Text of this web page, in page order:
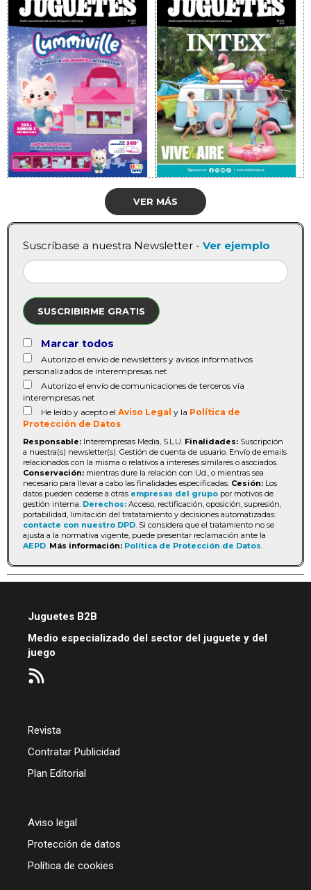
VER MÁS
Suscríbase a nuestra Newsletter - Ver ejemplo
SUSCRIBIRME GRATIS
Marcar todos
Autorizo el envío de newsletters y avisos informativos
personalizados de interempresas.net
Autorizo el envío de comunicaciones de terceros vía
interempresas.net
He leído y acepto el Aviso Legal y la Política de
Protección de Datos
Responsable: Interempresas Media, S.L.U. Finalidades: Suscripción
a nuestra(s) newsletter(s). Gestión de cuenta de usuario. Envío de emails
relacionados con la misma o relativos a intereses similares o asociados.
Conservación: mientras dure la relación con Ud., o mientras sea
necesario para llevar a cabo las finalidades especificadas. Cesión: Los
datos pueden cederse a otras empresas del grupo por motivos de
gestión interna. Derechos: Acceso, rectificación, oposición, supresión,
portabilidad, limitación del tratatamiento y decisiones automatizadas:
contacte con nuestro DPD . Si considera que el tratamiento no se
ajusta a la normativa vigente, puede presentar reclamación ante la
AEPD Más información: Política de Protección de Datos
Juguetes B2B
Medio especializado del sector del juguete y del
juego
Revista
Contratar Publicidad
Plan Editorial
Aviso legal
Protección de datos
Política de cookies